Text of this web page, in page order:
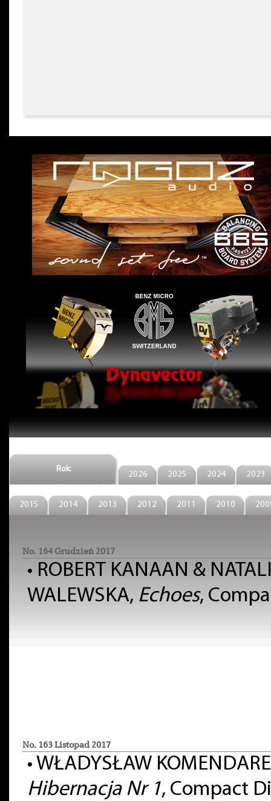
Rok:
2026 2025 2024 2023
2015 2014 2013 2012 2011 2010
No. 164 Grudzień 2017
• ROBERT KANAAN &
WALEWSKA, Echoes,
No. 163 Listopad 2017
• WŁADYSŁAW
Hibernacja Nr 1, Compact